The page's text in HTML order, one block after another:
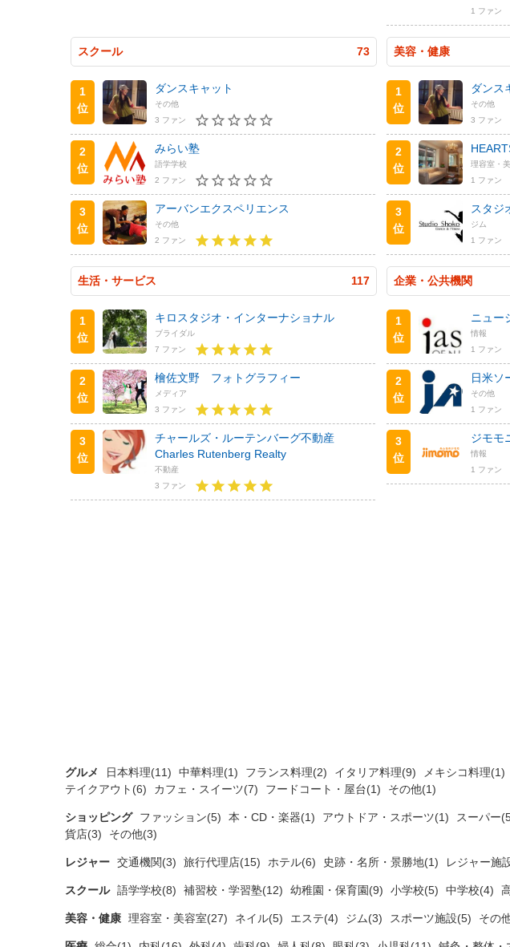
1 ファン
スクール 73
1
位
ダンスキャット
その他
3 ファン
2
位
みらい塾
語学学校
2 ファン
3
位
アーバンエクスペリエンス
その他
2 ファン
美容・健康
1
位
ダンス
その他
3 ファン
2
位
理容室・
1 ファン
3
位
スタ
ジム
1 ファン
生活・サービス 117
1
位
キロスタジオ・インターナショナル
ブライダル
7 ファン
2
位
檜佐文野 フォトグラフィー
メディア
3 ファン
3
位
チャールズ・ルーテンバーグ不動産
Charles Rutenberg Realty
不動産
3 ファン
企業・公共機関
1
位
ニュー
情報
1 ファン
2
位
日米ソ
その他
1 ファン
3
位
ジモモ
情報
1 ファン
グルメ 日本料理(11) 中華料理(1) フランス料理(2) イタリア料理(9) メキシコ料理(1)
テイクアウト(6)
カフェ・スイーツ(7) フードコート・屋台(1) その他(1)
ショッピング ファッション(5) 本・CD・楽器(1) アウトドア・スポーツ(1) スーパー
貨店(3)
その他(3)
レジャー 交通機関(3) 旅行代理店(15) ホテル(6) 史跡・名所・景勝地(1) レジャー施
スクール 語学学校(8) 補習校・学習塾(12) 幼稚園・保育園(9) 小学校(5) 中学校(4)
美容・健康 理容室・美容室(27) ネイル(5) エステ(4) ジム(3) スポーツ施設(5) その